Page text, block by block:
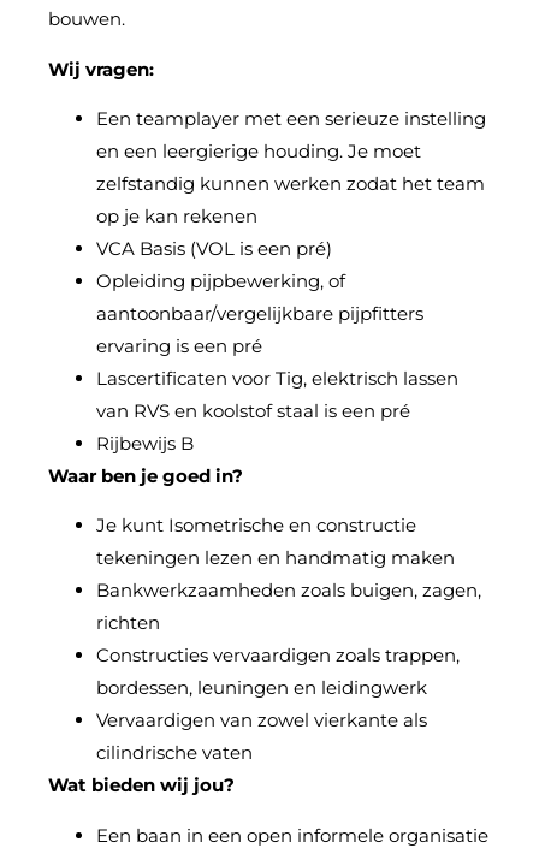
bouwen.
Wij vragen:
Een teamplayer met een serieuze instelling
en een leergierige houding. Je moet
zelfstandig kunnen werken zodat het team
op je kan rekenen
VCA Basis (VOL is een pré)
Opleiding pijpbewerking, of
aantoonbaar/vergelijkbare pijpfitters
ervaring is een pré
Lascertificaten voor Tig, elektrisch lassen
van RVS en koolstof staal is een pré
Rijbewijs B
Waar ben je goed in?
Je kunt Isometrische en constructie
tekeningen lezen en handmatig maken
Bankwerkzaamheden zoals buigen, zagen,
richten
Constructies vervaardigen zoals trappen,
bordessen, leuningen en leidingwerk
Vervaardigen van zowel vierkante als
cilindrische vaten
Wat bieden wij jou?
Een baan in een open informele organisatie